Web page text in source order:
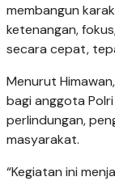
membangun
ketenangan,
secara cepat,
Menurut
bagi anggota
perlindungan,
masyarakat.
“Kegiatan ini